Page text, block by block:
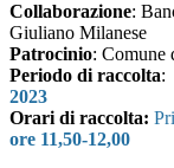
Collaborazione:
Giuliano Milanese
Patrocinio: Comune
Periodo di raccolta:
2023
Orari di raccolta:
ore 11,50-12,00